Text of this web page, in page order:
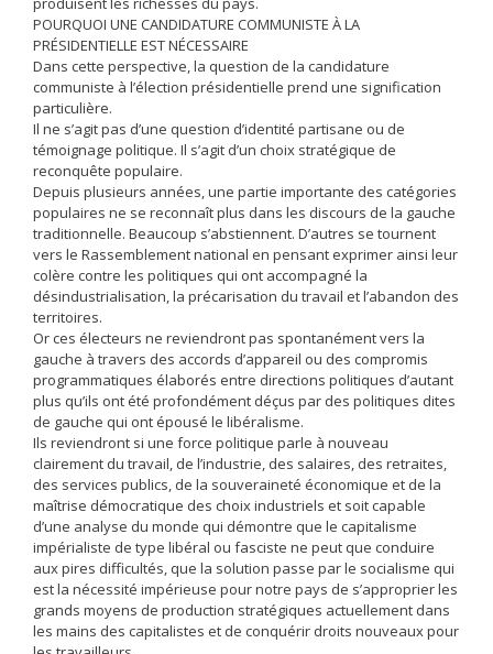
POURQUOI UNE CANDIDATURE COMMUNISTE À LA
PRÉSIDENTIELLE EST NÉCESSAIRE
Dans cette perspective, la question de la candidature
communiste à l’élection présidentielle prend une signification
particulière.
Il ne s’agit pas d’une question d’identité partisane ou de
témoignage politique. Il s’agit d’un choix stratégique de
reconquête populaire.
Depuis plusieurs années, une partie importante des catégories
populaires ne se reconnaît plus dans les discours de la gauche
traditionnelle. Beaucoup s’abstiennent. D’autres se tournent
vers le Rassemblement national en pensant exprimer ainsi leur
colère contre les politiques qui ont accompagné la
désindustrialisation, la précarisation du travail et l’abandon des
territoires.
Or ces électeurs ne reviendront pas spontanément vers la
gauche à travers des accords d’appareil ou des compromis
programmatiques élaborés entre directions politiques d’autant
plus qu’ils ont été profondément déçus par des politiques dites
de gauche qui ont épousé le libéralisme.
Ils reviendront si une force politique parle à nouveau
clairement du travail, de l’industrie, des salaires, des retraites,
des services publics, de la souveraineté économique et de la
maîtrise démocratique des choix industriels et soit capable
d’une analyse du monde qui démontre que le capitalisme
impérialiste de type libéral ou fasciste ne peut que conduire
aux pires difficultés, que la solution passe par le socialisme qui
est la nécessité impérieuse pour notre pays de s’approprier les
grands moyens de production stratégiques actuellement dans
les mains des capitalistes et de conquérir droits nouveaux pour